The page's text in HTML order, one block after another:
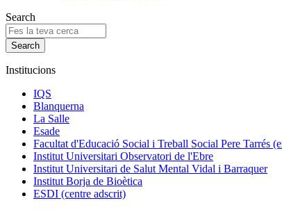
Search
Institucions
IQS
Blanquerna
La Salle
Esade
Facultat d'Educació Social i Treball Social Pere Tarrés
Institut Universitari Observatori de l'Ebre
Institut Universitari de Salut Mental Vidal i Barraquer
Institut Borja de Bioètica
ESDI (centre adscrit)